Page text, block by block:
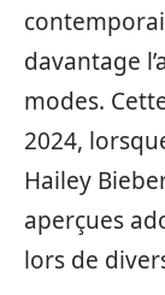
davantage
modes.
2024,
Hailey
aperçues
lors de